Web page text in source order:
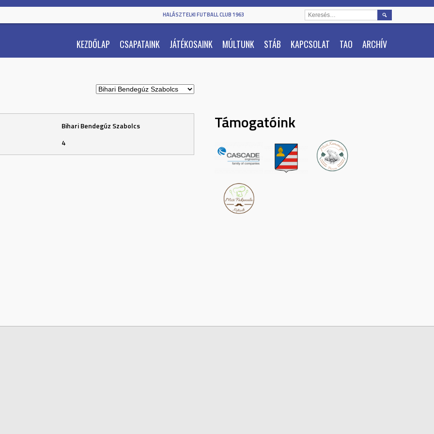
HALÁSZTELKI FUTBALL CLUB 1963
KEZDŐLAP CSAPATAINK JÁTÉKOSAINK MÚLTUNK STÁB KAPCSOLAT TAO ARCHÍV
KERESÉS:
Bihari Bendegúz Szabolcs
4
Támogatóink